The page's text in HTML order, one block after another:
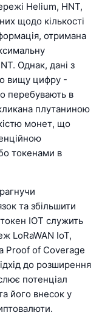
Helium, HNT,
щодо кількості
отримана
Однак, дані з
вищу цифру -
перебувають в
плутаниною
монет, що
токенами в
та збільшити
IOT служить
LoRaWAN IoT,
Proof of Coverage
до розширення
потенціал
його внесок у